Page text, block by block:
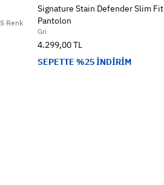
5 Renk
Signature Stain Defender Slim Fit
Pantolon
Gri
4.299,00 TL
SEPETTE %25 İNDİRİM